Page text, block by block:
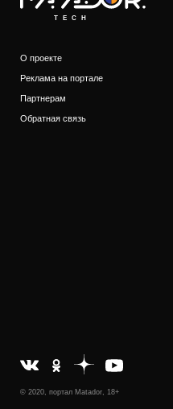
TECH
О проекте
Реклама на портале
Партнерам
Обратная связь
© 2020, портал Matador, 18+